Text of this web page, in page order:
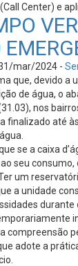
Center) e
mar/2024 -
que, devido a
de água, o
nos bairros
finalizado até
se a caixa
seu consumo,
um
a unidade
durante
compreensão
adote a